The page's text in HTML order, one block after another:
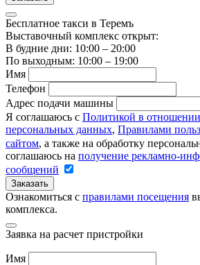
Бесплатное такси в Теремъ
Выставочный комплекс открыт:
В будние дни: 10:00 – 20:00
По выходным: 10:00 – 19:00
Имя
Телефон
Адрес подачи машины
Я соглашаюсь с Политикой в
персональных данных, Правилами
сайтом, а также на обработку
соглашаюсь на получение рекламно-
сообщений
Заказать
Ознакомиться с правилами посещения
комплекса.
Заявка на расчет пристройки
Имя